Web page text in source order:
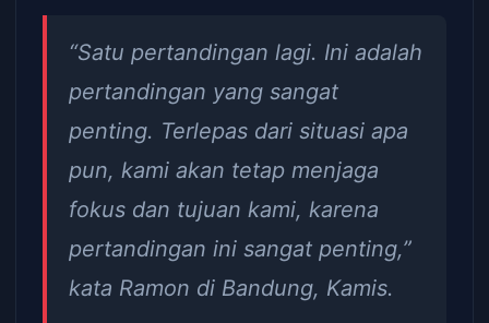
“Satu pertandingan lagi. Ini adalah
pertandingan yang sangat
penting. Terlepas dari situasi apa
pun, kami akan tetap menjaga
fokus dan tujuan kami, karena
pertandingan ini sangat penting,”
kata Ramon di Bandung, Kamis.